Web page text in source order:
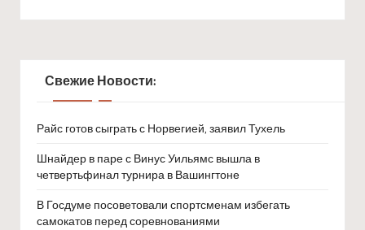
Свежие Новости:
Райс готов сыграть с Норвегией, заявил Тухель
Шнайдер в паре с Винус Уильямс вышла в
четвертьфинал турнира в Вашингтоне
В Госдуме посоветовали спортсменам избегать
самокатов перед соревнованиями